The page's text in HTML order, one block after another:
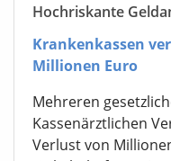
Hochriskante
Krankenkassen
Millionen Euro
Mehreren
Kassenärztlichen
Verlust von